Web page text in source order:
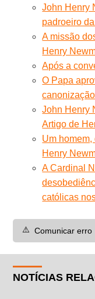
John Henry
padroeiro
A missão
Henry
Após a
O Papa
John Henry
Artigo de
Um
Henry
A Cardinal
católicas
⚠️ Comunicar erro
NOTÍCIAS